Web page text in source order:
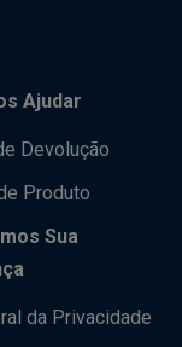
Ajudar
Devolução
Produto
Sua
da Privacidade